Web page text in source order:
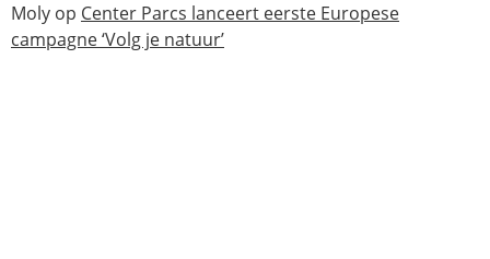
Moly op Center Parcs lanceert eerste Europese
campagne ‘Volg je natuur’